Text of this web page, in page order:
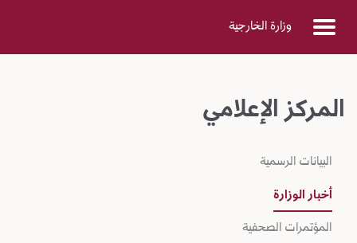
Skip to Main Contentوزارة الخارجية
المركز الإعلامي
البيانات الرسمية
أخبار الوزارة
المؤتمرات الصحفية